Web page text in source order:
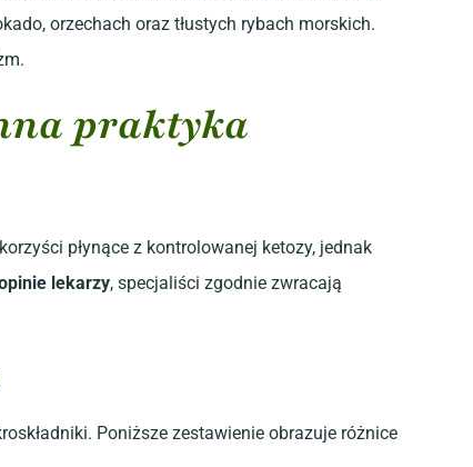
orzechach oraz tłustych rybach morskich.
praktyka
płynące z kontrolowanej ketozy, jednak
lekarzy, specjaliści zgodnie zwracają
Poniższe zestawienie obrazuje różnice